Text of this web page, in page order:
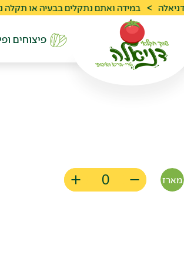
> במידה ואתם נתקלים בבעיה או תקלה ניתן לפנות
פיצוחים
מארז